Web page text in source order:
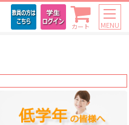
カート MENU